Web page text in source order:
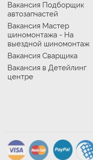
Вакансия Подборщик
автозапчастей
Вакансия Мастер
шиномонтажа - На
выездной шиномонтаж
Вакансия Сварщика
Вакансия в Детейлинг
центре